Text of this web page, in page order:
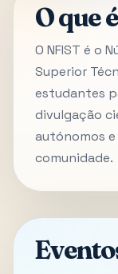
O que
O NFIST é o
Superior
estudantes
divulgação
autónomos
comunidade.